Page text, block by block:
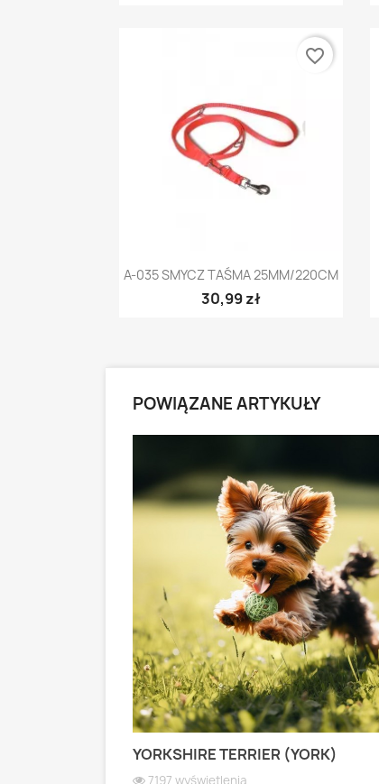
Szybki podgląd
A-035 SMYCZ TAŚMA 25MM/220CM
30,99 zł
favorite_border
POWIĄZANE ARTYKUŁY
YORKSHIRE TERRIER (YORK)
7197 wyświetlenia